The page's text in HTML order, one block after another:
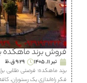
فروش برند ماهكده با طبقه ۴۳ خدمات
تیر 11, 1405
9:29 ق.ظ
برند ماهكده؛ فرصتی طلایی
فکر راه‌اندازی یک رستوران،